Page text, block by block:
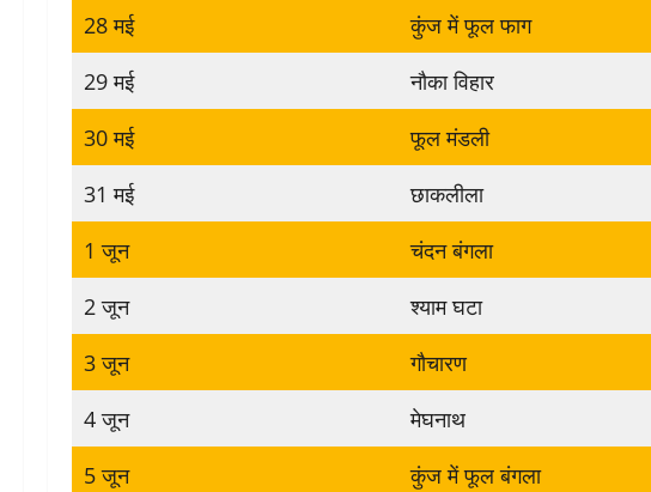
28 मई
कुंज में फूल फाग
29 मई
नौका विहार
30 मई
फूल मंडली
31 मई
छाकलीला
1 जून
चंदन बंगला
2 जून
श्याम घटा
3 जून
गौचारण
4 जून
मेघनाथ
5 जून
कुंज में फूल बंगला